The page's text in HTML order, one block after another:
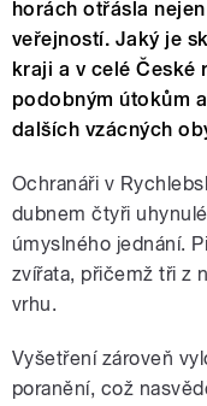
horách otřásla
veřejností. Jaký je
kraji a v celé České
podobným útokům
dalších vzácných
Ochranáři v
dubnem čtyři
úmyslného jednání.
zvířata, přičemž tři z
vrhu.
Vyšetření zároveň
poranění, což